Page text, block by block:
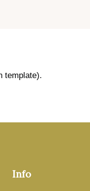
template).
Info